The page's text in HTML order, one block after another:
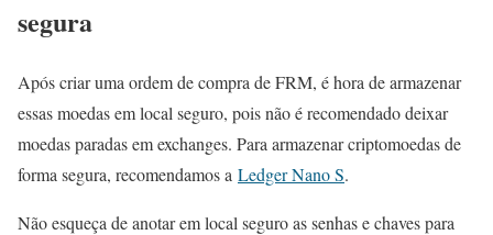
segura
Após criar uma ordem de compra de FRM, é hora de armazenar
essas moedas em local seguro, pois não é recomendado deixar
moedas paradas em exchanges. Para armazenar criptomoedas de
forma segura, recomendamos a Ledger Nano S.
Não esqueça de anotar em local seguro as senhas e chaves para